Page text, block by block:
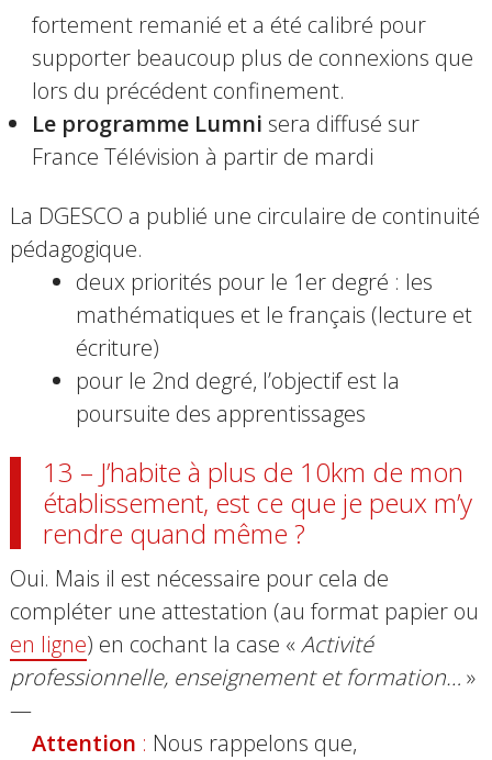
fortement remanié et a été calibré pour
supporter beaucoup plus de connexions que
lors du précédent confinement.
Le programme Lumni sera diffusé sur
France Télévision à partir de mardi
La DGESCO a publié une circulaire de continuité
pédagogique.
deux priorités pour le 1er degré : les
mathématiques et le français (lecture et
écriture)
pour le 2nd degré, l’objectif est la
poursuite des apprentissages
13 – J’habite à plus de 10km de mon
établissement, est ce que je peux m’y
rendre quand même ?
Oui. Mais il est nécessaire pour cela de
compléter une attestation (au format papier ou
en ligne) en cochant la case « Activité
professionnelle, enseignement et formation… »
—
Attention : Nous rappelons que,